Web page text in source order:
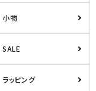
小物
SALE
ラッピング